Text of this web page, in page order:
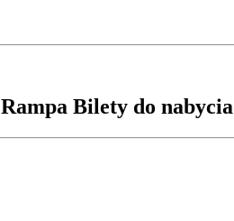
Rampa Bilety do nabycia